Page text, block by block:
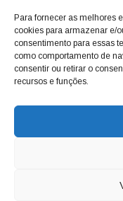
Para fornecer as melhores
cookies para armazenar e/
consentimento para essas
como comportamento de
consentir ou retirar o
recursos e funções.
com o foco de trazer
deixamos de lado as
questionando os
para a cidade e